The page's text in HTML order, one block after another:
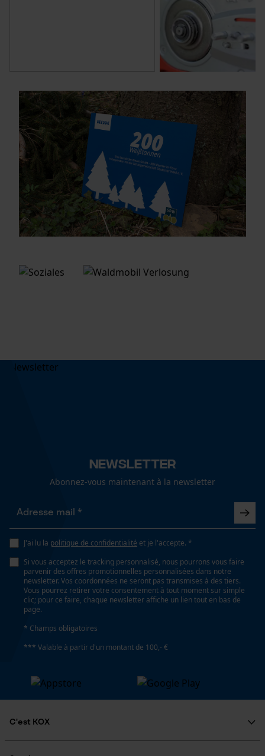
Newsletter
Abonnez-vous maintenant à la newsletter
J'ai lu la politique de confidentialité et je l'accepte. *
Si vous acceptez le tracking personnalisé, nous pourrons vous faire
parvenir des offres promotionnelles personnalisées dans notre
newsletter. Vos coordonnées ne seront pas transmises à des tiers.
Vous pourrez retirer votre consentement à tout moment sur simple
clic; pour ce faire, chaque newsletter affiche un lien tout en bas de
page.
* Champs obligatoires
*** Valable à partir d'un montant de 100,- €
C'est KOX